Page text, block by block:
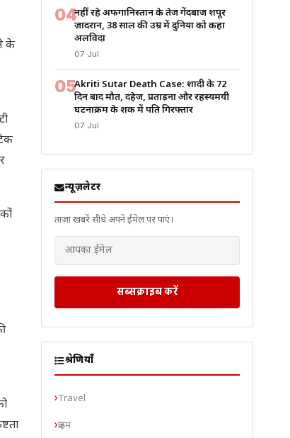
के
04नहीं रहे अफगानिस्तान के तेज गेंदबाज शपूर
ज़ादरान, 38 साल की उम्र में दुनिया को कहा
अलविदा
07 Jul
05Akriti Sutar Death Case: शादी के 72
दिन बाद मौत, दहेज, प्रताड़ना और रहस्यमयी
घटनाक्रम के शक में पति गिरफ्तार
07 Jul
न्यूज़लेटर
ताज़ा खबरें सीधे अपने ईमेल पर पाएं।
सब्सक्राइब करें
श्रेणियाँ
Travel
क्राइम